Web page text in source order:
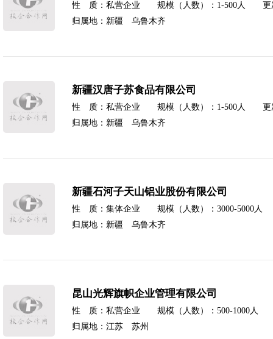
性 质：私营企业 规模（人数）：1-500人 更
归属地：新疆 乌鲁木齐
新疆汉唐子苏食品有限公司
性 质：私营企业 规模（人数）：1-500人 更
归属地：新疆 乌鲁木齐
新疆石河子天山铝业股份有限公司
性 质：集体企业 规模（人数）：3000-5000人
归属地：新疆 乌鲁木齐
昆山光辉旗帜企业管理有限公司
性 质：私营企业 规模（人数）：500-1000人
归属地：江苏 苏州